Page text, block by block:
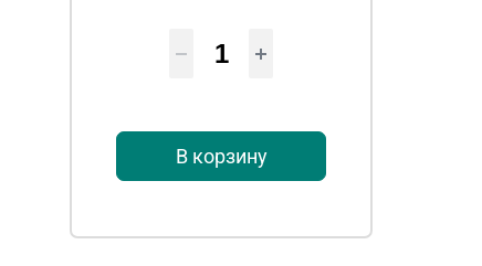
В корзину